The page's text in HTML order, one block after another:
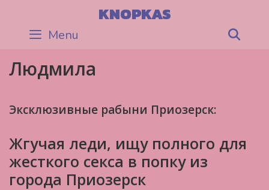
content
KNOPKAS
Menu
Людмила
Эксклюзивные рабыни Приозерск:
Жгучая леди, ищу полного для
жесткого секса в попку из
города Приозерск